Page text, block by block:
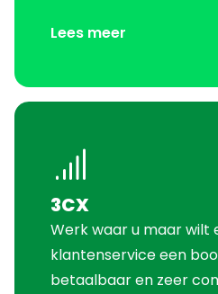
Lees meer
3CX
Werk waar u maar wilt
klantenservice een
betaalbaar en zeer